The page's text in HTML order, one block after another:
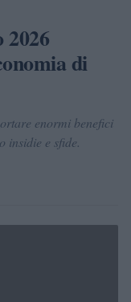
di
enormi benefici
insidie e sfide.